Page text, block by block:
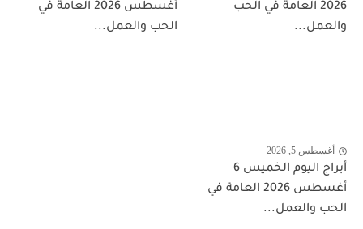
2026 العامة في الحب
والعمل...
أغسطس 2026 العامة في
الحب والعمل...
أغسطس 5, 2026
أبراج اليوم الخميس 6
أغسطس 2026 العامة في
الحب والعمل...